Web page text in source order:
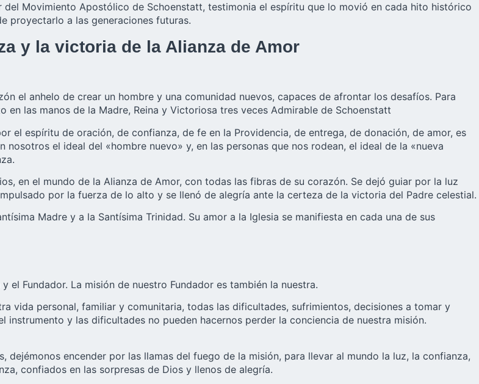
del Movimiento Apostólico de Schoenstatt, testimonia el espíritu que lo movió en cada hito histórico
proyectarlo a las generaciones futuras.
y la victoria de la Alianza de Amor
el anhelo de crear un hombre y una comunidad nuevos, capaces de afrontar los desafíos. Para
las manos de la Madre, Reina y Victoriosa tres veces Admirable de Schoenstatt
el espíritu de oración, de confianza, de fe en la Providencia, de entrega, de donación, de amor, es
el ideal del «hombre nuevo» y, en las personas que nos rodean, el ideal de la «nueva
en el mundo de la Alianza de Amor, con todas las fibras de su corazón. Se dejó guiar por la luz
por la fuerza de lo alto y se llenó de alegría ante la certeza de la victoria del Padre celestial.
Madre y a la Santísima Trinidad. Su amor a la Iglesia se manifiesta en cada una de sus
Fundador. La misión de nuestro Fundador es también la nuestra.
vida personal, familiar y comunitaria, todas las dificultades, sufrimientos, decisiones a tomar y
y las dificultades no pueden hacernos perder la conciencia de nuestra misión.
dejémonos encender por las llamas del fuego de la misión, para llevar al mundo la luz, la confianza,
confiados en las sorpresas de Dios y llenos de alegría.